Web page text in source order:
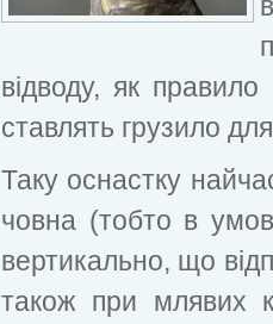
відводу, як
ставлять грузило
Таку оснастку
човна (тобто в
вертикально, що
також при млявих